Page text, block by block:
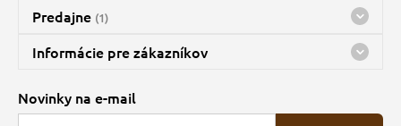
Predajne (1)
Predajňa a sklad Kbely
nes máme otvorené 08:00 - 15:00
Informácie pre zákazníkov
O spoločnosti
Novinky na e-mail